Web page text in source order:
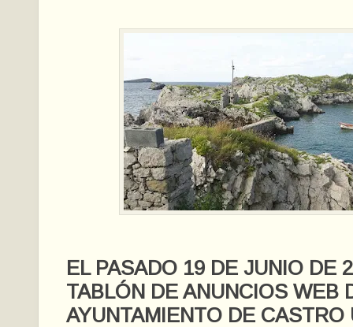
EL PASADO 19 DE JUNIO DE
TABLÓN DE ANUNCIOS WEB
AYUNTAMIENTO DE CASTRO